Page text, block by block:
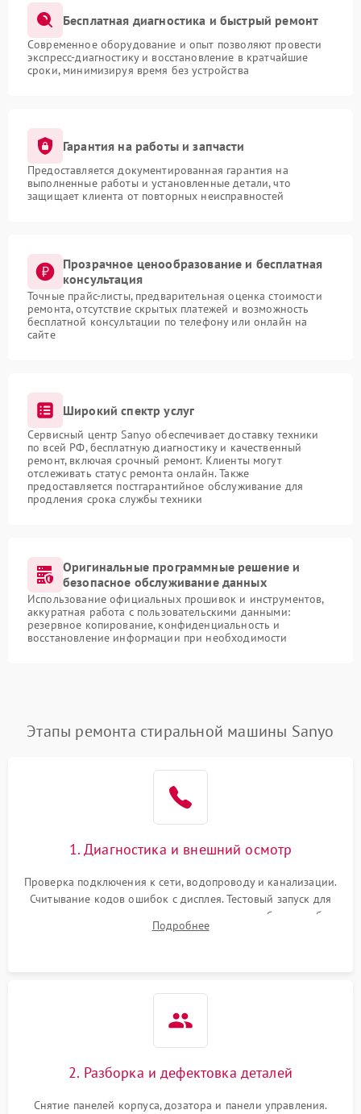
Бесплатная диагностика и быстрый ремонт
Современное оборудование и опыт позволяют провести
экспресс-диагностику и восстановление в кратчайшие
сроки, минимизируя время без устройства
Гарантия на работы и запчасти
Предоставляется документированная гарантия на
выполненные работы и установленные детали, что
защищает клиента от повторных неисправностей
Прозрачное ценообразование и бесплатная
консультация
Точные прайс-листы, предварительная оценка стоимости
ремонта, отсутствие скрытых платежей и возможность
бесплатной консультации по телефону или онлайн на
сайте
Широкий спектр услуг
Сервисный центр Sanyo обеспечивает доставку техники
по всей РФ, бесплатную диагностику и качественный
ремонт, включая срочный ремонт. Клиенты могут
отслеживать статус ремонта онлайн. Также
предоставляется постгарантийное обслуживание для
продления срока службы техники
Оригинальные программные решение и
безопасное обслуживание данных
Использование официальных прошивок и инструментов,
аккуратная работа с пользовательскими данными:
резервное копирование, конфиденциальность и
восстановление информации при необходимости
Этапы ремонта стиральной машины Sanyo
1. Диагностика и внешний осмотр
Проверка подключения к сети, водопроводу и канализации.
Считывание кодов ошибок с дисплея. Тестовый запуск для
выявления посторонних шумов, протечек или сбоев в работе
электронного модуля управления.
Подробнее
2. Разборка и дефектовка деталей
Снятие панелей корпуса, дозатора и панели управления.